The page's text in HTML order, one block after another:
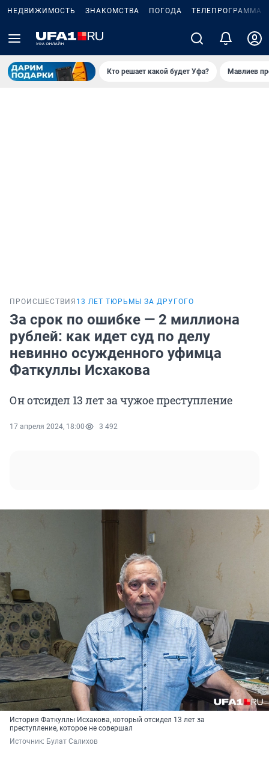
НЕДВИЖИМОСТЬ ЗНАКОМСТВА ПОГОДА ТЕЛЕПРОГРАММА
Кто решает какой будет Уфа? Мавлиев
ПРОИСШЕСТВИЯ 13 ЛЕТ ТЮРЬМЫ ЗА ДРУГОГО
За срок по ошибке — 2 миллиона
рублей: как идет суд по делу
невинно осужденного уфимца
Фаткуллы Исхакова
Он отсидел 13 лет за чужое преступление
17 апреля 2024, 18:00 3 492
История Фаткуллы Исхакова, который отсидел 13 лет за
преступление, которое не совершал
Источник: Булат Салихов